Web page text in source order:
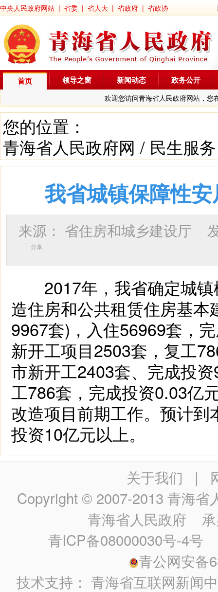
中央人民政府网站 | 省委 | 省人大 | 省政府 | 省政协
首页
欢迎您访问青海省人民政府网站，您
领导之窗 新闻动态 政务公开
您的位置：
青海省人民政府网 / 民生服务
我省城镇保障性
来源： 省住房和城乡建设厅
分享
2017年，我省确定城镇
造住房和公共租赁住房基
9967套)，入住56969套，
新开工项目2503套，复工
市新开工2403套、完成投
工786套，完成投资0.03亿
改造项目前期工作。预计
投资10亿元以上。
关于我们 |
Copyright © 2007-2013 青海省
青海省人民政府 承
青ICP备08000030号-4号
青公网安备
技术支持： 青海省互联网新闻